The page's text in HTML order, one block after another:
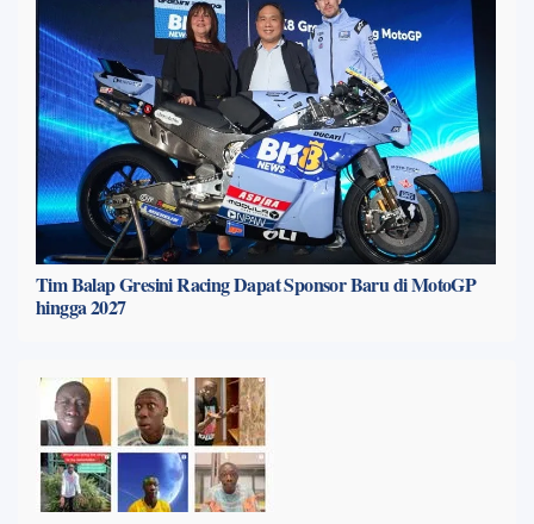
Tim Balap Gresini Racing Dapat Sponsor Baru di MotoGP
hingga 2027